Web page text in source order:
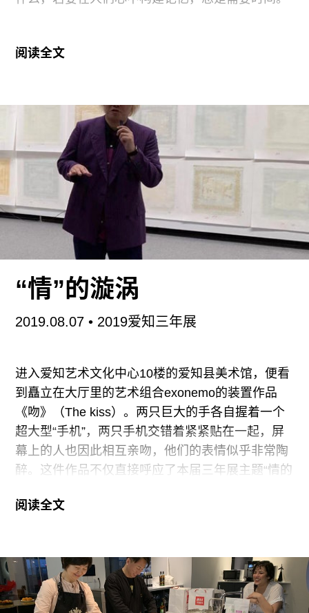
勾起一些对老东昌的呼应。微信公众号“浦东发布”
（“宁要浦西一张床，不要浦东一间房”——浦东在
新区开发前都被视为落后地区，从浦东去浦西甚至
会被说成“去上海”）首屈一指的文娱、商业、休闲
中心，东昌电影院见证了几代人的学习、恋爱、购
物和玩耍时光。留言中交杂着对新改造的诟病与期
待，偶尔抬头的“还我东昌”的呼声则包含着对老建
筑未能保留的痛心与惋惜。
院的模样已经不在，新机构的功能定位也与电影毫
馆，因此，说它是“改造”或“重开”都不太恰当。然而
片宝地的核心区域，没有改造成纯商业项目或许已
经体现了某种背后的坚持。
作为一个综合体，东昌弈空间此次开馆展所在的场
地有一个单独的名字，叫
阅读全文
“情”的漩涡
2019.08.07• 2019爱知三年展
进入爱知艺术文化中心10楼的爱知县美术馆，便看
到矗立在大厅里的艺术组合exonemo的装置作品
《吻》（The kiss）。两只巨大的手各自握着一个
超大型“手机”，两只手机交错着紧紧贴在一起，屏
幕上的人也因此相互亲吻，他们的表情似乎非常陶
醉。这件作品不仅直接呼应了本届三年展主题“情的
下所形成的某种伪情感。这种伪情感附着于每个人
人之间日益增长的陌生感。
尽管“情”这个字包含着“情形”、“情况”、“情理”、“情
阅读全文